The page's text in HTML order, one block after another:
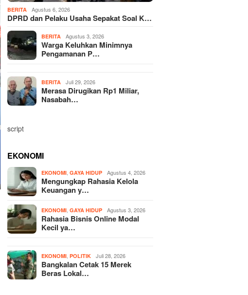
BERITA Agustus 6, 2026
DPRD dan Pelaku Usaha Sepakat Soal K…
BERITA Agustus 3, 2026
Warga Keluhkan Minimnya
Pengamanan P…
BERITA Juli 29, 2026
Merasa Dirugikan Rp1 Miliar,
Nasabah…
script
EKONOMI
EKONOMI ,GAYA HIDUP Agustus 4, 2026
Mengungkap Rahasia Kelola
Keuangan y…
EKONOMI ,GAYA HIDUP Agustus 3, 2026
Rahasia Bisnis Online Modal
Kecil ya…
EKONOMI ,POLITIK Juli 28, 2026
Bangkalan Cetak 15 Merek
Beras Lokal…